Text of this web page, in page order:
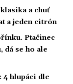
a chuť
a jeden citrón
Ptačinec
dá se ho ale
4 hlupáci dle